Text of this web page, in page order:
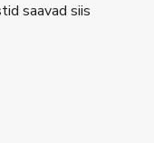
saavad siis